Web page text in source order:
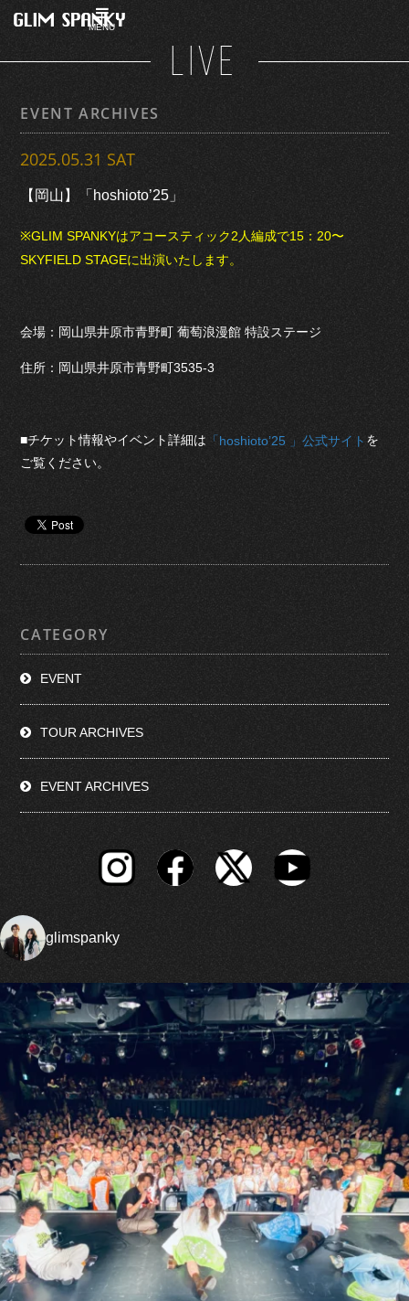
MENU
LIVE
EVENT ARCHIVES
2025.05.31 SAT
【岡山】「hoshioto’25」
※GLIM SPANKYはアコースティック2人編成で15：20〜
SKYFIELD STAGEに出演いたします。
会場：岡山県井原市青野町 葡萄浪漫館 特設ステージ
住所：岡山県井原市青野町3535-3
■チケット情報やイベント詳細は 「hoshioto’25 」公式サイト を
ご覧ください。
CATEGORY
EVENT
TOUR ARCHIVES
EVENT ARCHIVES
glimspanky